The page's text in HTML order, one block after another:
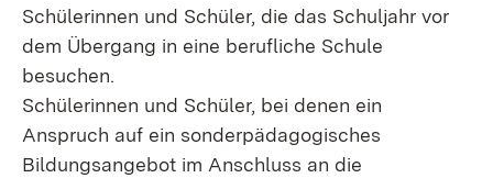
Schülerinnen und Schüler, die das Schuljahr vor
dem Übergang in eine berufliche Schule
besuchen.
Schülerinnen und Schüler, bei denen ein
Anspruch auf ein sonderpädagogisches
Bildungsangebot im Anschluss an die